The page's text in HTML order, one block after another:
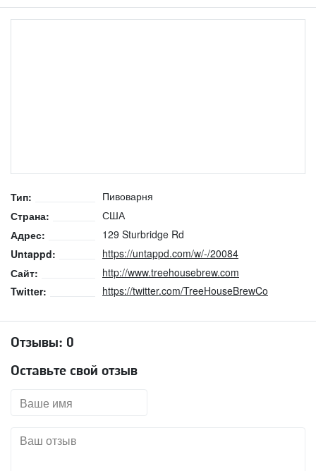
Тип:
Пивоварня
Страна:
США
Адрес:
129 Sturbridge Rd
Untappd:
https://untappd.com/w/-/20084
Сайт:
http://www.treehousebrew.com
Twitter:
https://twitter.com/TreeHouseBrewCo
Отзывы: 0
Оставьте свой отзыв